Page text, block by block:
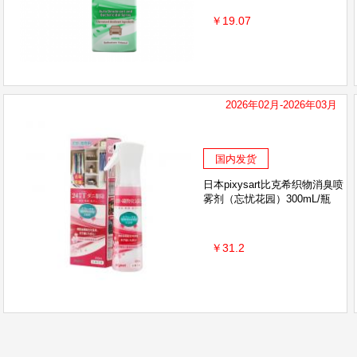
￥19.07
2026年02月-2026年03月
国内发货
日本pixysart比克希织物消臭喷
雾剂（忘忧花园）300mL/瓶
￥31.2